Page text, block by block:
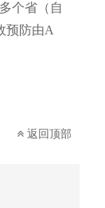
个省（自
预防由A
返回顶部